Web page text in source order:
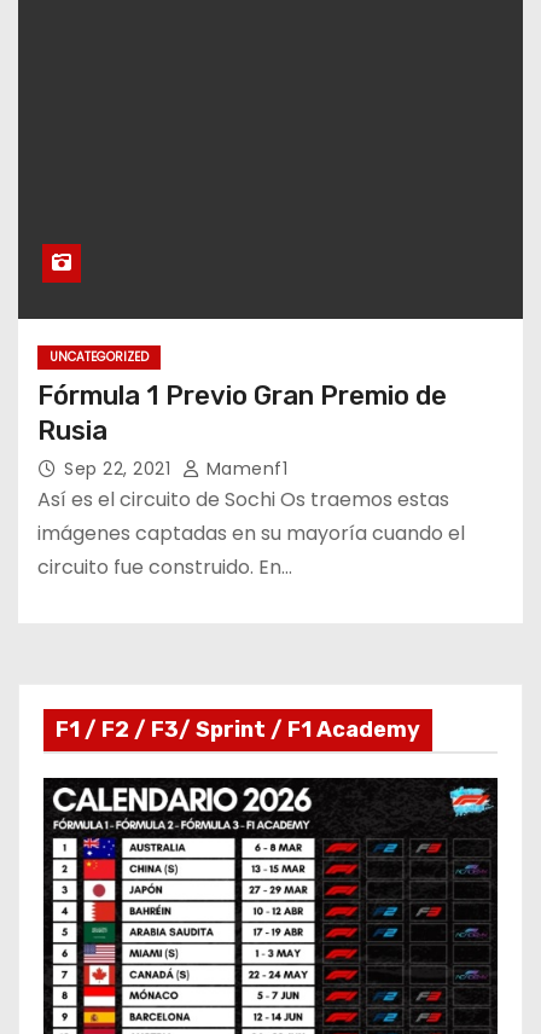
UNCATEGORIZED
Fórmula 1 Previo Gran Premio de
Rusia
Sep 22, 2021 Mamenf1
Así es el circuito de Sochi Os traemos estas
imágenes captadas en su mayoría cuando el
circuito fue construido. En…
F1 / F2 / F3/ Sprint / F1 Academy